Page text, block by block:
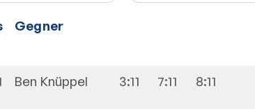
Gegner
Ben Knüppel 3:11 7:11 8:11